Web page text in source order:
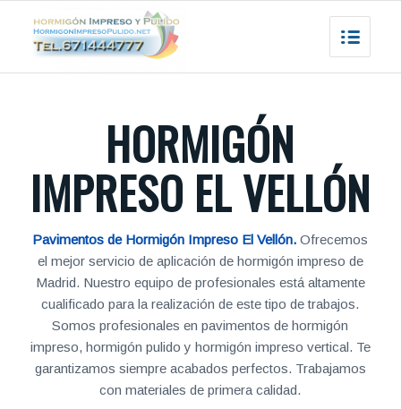
HORMIGÓN
IMPRESO EL VELLÓN
Pavimentos de Hormigón Impreso El Vellón.Ofrecemos
el mejor servicio de aplicación de hormigón impreso de
Madrid. Nuestro equipo de profesionales está altamente
cualificado para la realización de este tipo de trabajos.
Somos profesionales en pavimentos de hormigón
impreso, hormigón pulido y hormigón impreso vertical. Te
garantizamos siempre acabados perfectos. Trabajamos
con materiales de primera calidad.